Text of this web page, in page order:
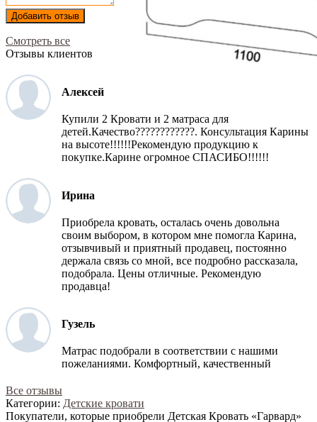
Добавить отзыв
Смотреть все
Отзывы клиентов
Алексей
Купили 2 Кровати и 2 матраса для
детей.Качество????????????. Консультация Карины
на высоте!!!!!!Рекомендую продукцию к
покупке.Карине огромное СПАСИБО!!!!!!
Ирина
Приобрела кровать, осталась очень довольна
своим выбором, в котором мне помогла Карина,
отзывчивый и приятный продавец, постоянно
держала связь со мной, все подробно рассказала,
подобрала. Цены отличные. Рекомендую
продавца!
Гузель
Матрас подобрали в соответствии с нашими
пожеланиями. Комфортный, качественный
Все отзывы
Категории: Детские кровати
Покупатели, которые приобрели Детская Кровать «Гарвард»